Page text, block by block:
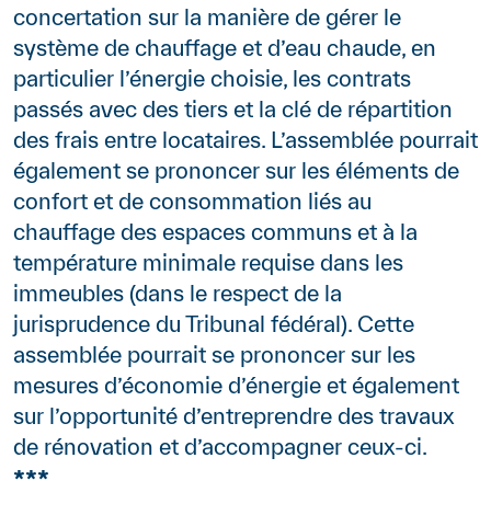
concertation sur la manière de gérer le
système de chauffage et d’eau chaude, en
particulier l’énergie choisie, les contrats
passés avec des tiers et la clé de répartition
des frais entre locataires. L’assemblée pourrait
également se prononcer sur les éléments de
confort et de consommation liés au
chauffage des espaces communs et à la
température minimale requise dans les
immeubles (dans le respect de la
jurisprudence du Tribunal fédéral). Cette
assemblée pourrait se prononcer sur les
mesures d’économie d’énergie et également
sur l’opportunité d’entreprendre des travaux
de rénovation et d’accompagner ceux-ci.
***